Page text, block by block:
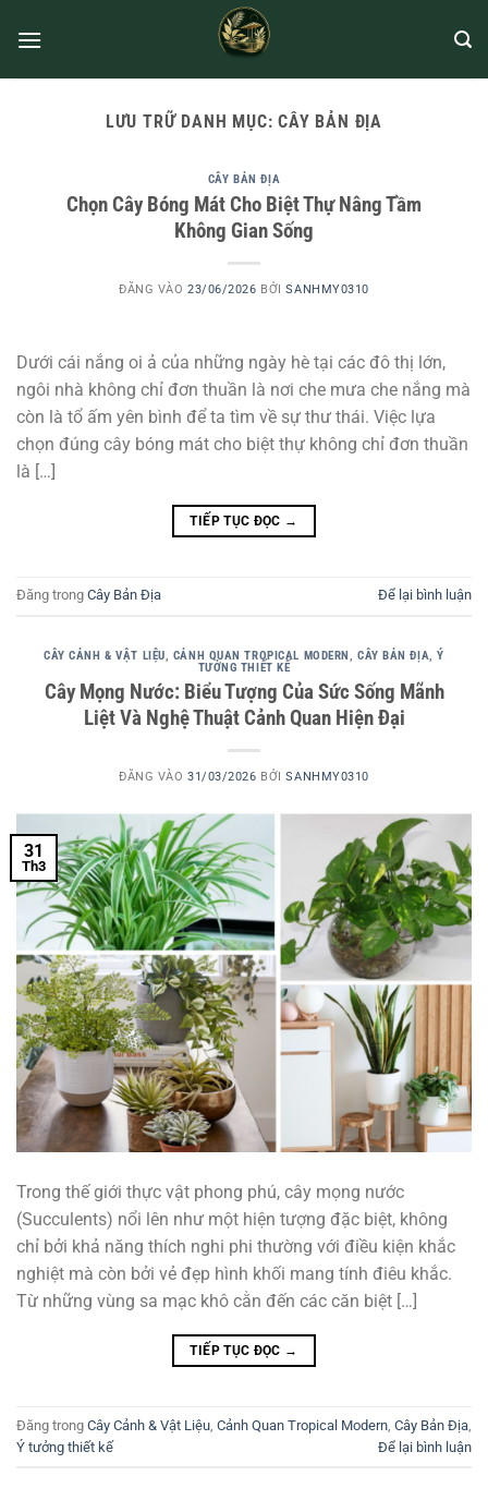
LƯU TRỮ DANH MỤC:CÂY BẢN ĐỊA
CÂY BẢN ĐỊA
Chọn Cây Bóng Mát Cho Biệt Thự Nâng Tầm
Không Gian Sống
ĐĂNG VÀO 23/06/2026 BỞISANHMY0310
Dưới cái nắng oi ả của những ngày hè tại các đô thị lớn,
ngôi nhà không chỉ đơn thuần là nơi che mưa che nắng mà
còn là tổ ấm yên bình để ta tìm về sự thư thái. Việc lựa
chọn đúng cây bóng mát cho biệt thự không chỉ đơn thuần
là […]
TIẾP TỤC ĐỌC →
Đăng trong Cây Bản Địa Để lại bình luận
CÂY CẢNH & VẬT LIỆU, CẢNH QUAN TROPICAL MODERN,CÂY BẢN ĐỊA,Ý
TƯỞNG THIẾT KẾ
Cây Mọng Nước: Biểu Tượng Của Sức Sống Mãnh
Liệt Và Nghệ Thuật Cảnh Quan Hiện Đại
ĐĂNG VÀO 31/03/2026 BỞISANHMY0310
31
Th3
Trong thế giới thực vật phong phú, cây mọng nước
(Succulents) nổi lên như một hiện tượng đặc biệt, không
chỉ bởi khả năng thích nghi phi thường với điều kiện khắc
nghiệt mà còn bởi vẻ đẹp hình khối mang tính điêu khắc.
Từ những vùng sa mạc khô cằn đến các căn biệt […]
TIẾP TỤC ĐỌC →
Đăng trong Cây Cảnh & Vật Liệu Cảnh Quan Tropical Modern Cây Bản Địa
Ý tưởng thiết kế
Để lại bình luận